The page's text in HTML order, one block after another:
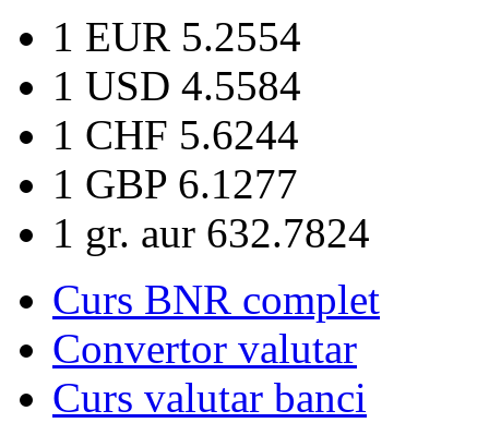
1 EUR 5.2554
1 USD 4.5584
1 CHF 5.6244
1 GBP 6.1277
1 gr. aur 632.7824
Curs BNR complet
Convertor valutar
Curs valutar banci